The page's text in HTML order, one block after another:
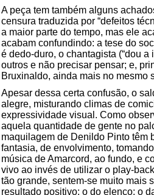
A peça tem também alguns
censura traduzida por “defeitos
a maior parte do tempo, mas ele
acabam confundindo: a tese do
é dedo-duro, o chantagista (“dou
outros e não precisar pensar; e,
Bruxinaldo, ainda mais no mesmo
Apesar dessa certa confusão, o
alegre, misturando climas de
expressividade visual. Como
aquela quantidade de gente no
maquilagem de Denildo Pinto têm
fantasia, de envolvimento,
música de Amarcord, ao fundo, e
vivo ao invés de utilizar o play-
tão grande, sentem-se muito mais
resultado positivo: o do elenco; o